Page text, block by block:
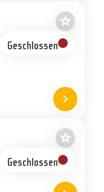
star_border
Als
Geschlossen
chevron_right
Standort
star_border
Als
Geschlossen